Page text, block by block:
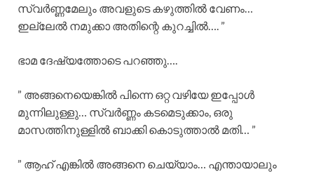
സ്വർണ്ണമേലും അവളുടെ കഴുത്തിൽ വേണം…
ഇല്ലേൽ നമുക്കാ അതിന്റെ കുറച്ചിൽ…. ”
ഭാമ ദേഷ്യത്തോടെ പറഞ്ഞു….
” അങ്ങനെയെങ്കിൽ പിന്നെ ഒറ്റ വഴിയേ ഇപ്പോൾ
മുന്നിലുള്ളു… സ്വർണ്ണം കടമെടുക്കാം, ഒരു
മാസത്തിനുള്ളിൽ ബാക്കി കൊടുത്താൽ മതി… ”
” ആഹ് എങ്കിൽ അങ്ങനെ ചെയ്യാം… എന്തായാലും